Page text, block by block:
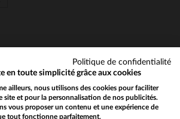
NEWSLETTER
par mail nos promos
Politique de confidentialité
en toute simplicité grâce aux cookies
ailleurs, nous utilisons des cookies pour faciliter
site et pour la personnalisation de nos publicités.
vous proposer un contenu et une expérience de
tout fonctionne parfaitement.